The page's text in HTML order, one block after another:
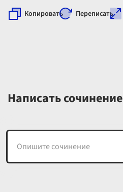
Копировать Переписать
Написать сочинение